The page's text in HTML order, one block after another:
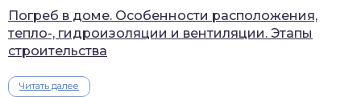
Погреб в доме. Особенности расположения,
тепло-, гидроизоляции и вентиляции. Этапы
строительства
Читать далее